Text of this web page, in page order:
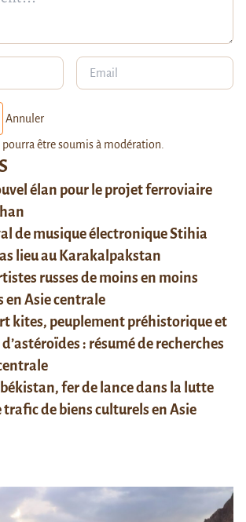
élan pour le projet ferroviaire
de musique électronique Stihia
lieu au Karakalpakstan
russes de moins en moins
en Asie centrale
kites, peuplement préhistorique et
: résumé de recherches
fer de lance dans la lutte
trafic de biens culturels en Asie
Annuler
être soumis à modération.